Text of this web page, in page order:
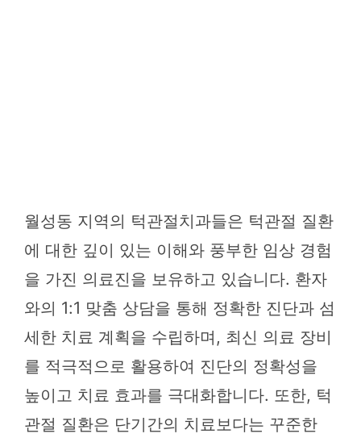
월성동 지역의 턱관절치과들은 턱관절 질환
에 대한 깊이 있는 이해와 풍부한 임상 경험
을 가진 의료진을 보유하고 있습니다. 환자
와의 1:1 맞춤 상담을 통해 정확한 진단과 섬
세한 치료 계획을 수립하며, 최신 의료 장비
를 적극적으로 활용하여 진단의 정확성을
높이고 치료 효과를 극대화합니다. 또한, 턱
관절 질환은 단기간의 치료보다는 꾸준한